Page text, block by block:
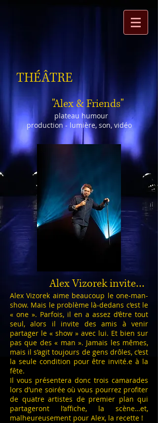
THÉÂTRE
"Alex & Friends"
plateau humour
production - lumière, son, vidéo
Alex Vizorek invite…
Alex Vizorek aime beaucoup le one-man-
show. Mais le problème là-dedans c’est le
« one ». Parfois, il en a assez d’être tout
seul, alors il invite des amis à venir
partager le « show » avec lui. Et bien sur
pas que des « man ». Jamais les mêmes,
mais il s’agit toujours de gens drôles, c’est
la seule condition pour être invité.e à la
fête.
Il vous présentera donc trois camarades
lors d’une soirée où vous pourrez profiter
de quatre artistes de premier plan qui
partageront l’affiche, la scène…et,
malheureusement pour Alex, la recette !